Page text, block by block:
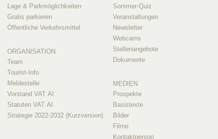
Lage & Parkmöglichkeiten
Gratis parkieren
Öffentliche Verkehrsmittel
ORGANISATION
Team
Tourist-Info
Meldestelle
Vorstand VAT AI
Statuten VAT AI
Strategie 2022-2032 (Kurzversion)
Sommer-Quiz
Veranstaltungen
Newsletter
Webcams
Stellenangebote
Dokumente
MEDIEN
Prospekte
Basistexte
Bilder
Filme
Kontaktperson